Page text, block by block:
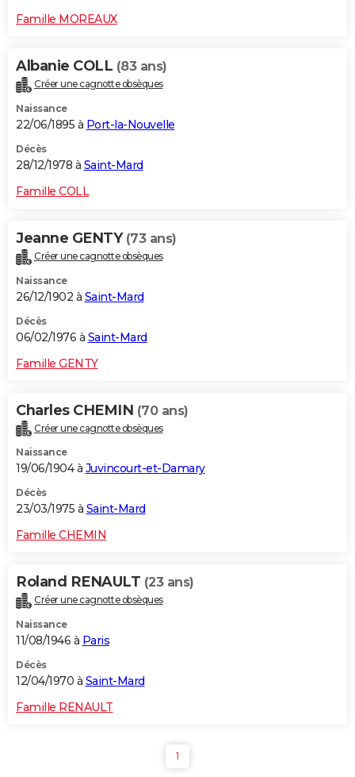
Famille MOREAUX
Albanie COLL (83 ans)
Créer une cagnotte obsèques
Naissance
22/06/1895 à Port-la-Nouvelle
Décès
28/12/1978 à Saint-Mard
Famille COLL
Jeanne GENTY (73 ans)
Créer une cagnotte obsèques
Naissance
26/12/1902 à Saint-Mard
Décès
06/02/1976 à Saint-Mard
Famille GENTY
Charles CHEMIN (70 ans)
Créer une cagnotte obsèques
Naissance
19/06/1904 à Juvincourt-et-Damary
Décès
23/03/1975 à Saint-Mard
Famille CHEMIN
Roland RENAULT (23 ans)
Créer une cagnotte obsèques
Naissance
11/08/1946 à Paris
Décès
12/04/1970 à Saint-Mard
Famille RENAULT
1